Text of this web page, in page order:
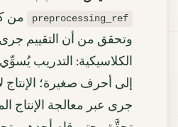
preprocessing_ref
من
وتحقق من أن التقييم جرى
الكلاسيكية: التدريب
إلى أحرف صغيرة؛ الإنتاج
جرى عبر معالجة الإنتاج